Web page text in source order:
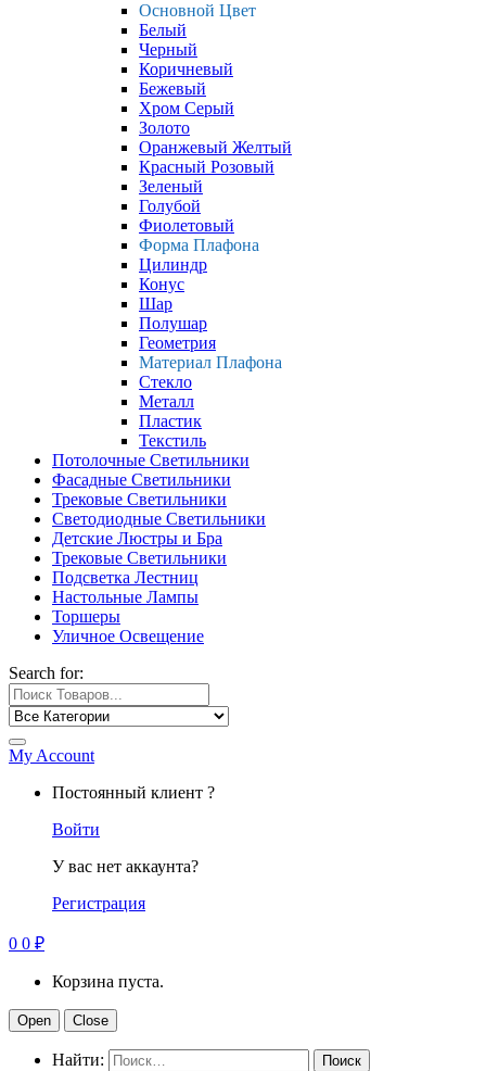
Основной Цвет
Белый
Черный
Коричневый
Бежевый
Хром Серый
Золото
Оранжевый Желтый
Красный Розовый
Зеленый
Голубой
Фиолетовый
Форма Плафона
Цилиндр
Конус
Шар
Полушар
Геометрия
Материал Плафона
Стекло
Металл
Пластик
Текстиль
Потолочные Светильники
Фасадные Светильники
Трековые Светильники
Светодиодные Светильники
Детские Люстры и Бра
Трековые Светильники
Подсветка Лестниц
Настольные Лампы
Торшеры
Уличное Освещение
Search for:
My Account
Постоянный клиент ?
Войти
У вас нет аккаунта?
Регистрация
0 0 ₽
Корзина пуста.
Open Close
Найти: